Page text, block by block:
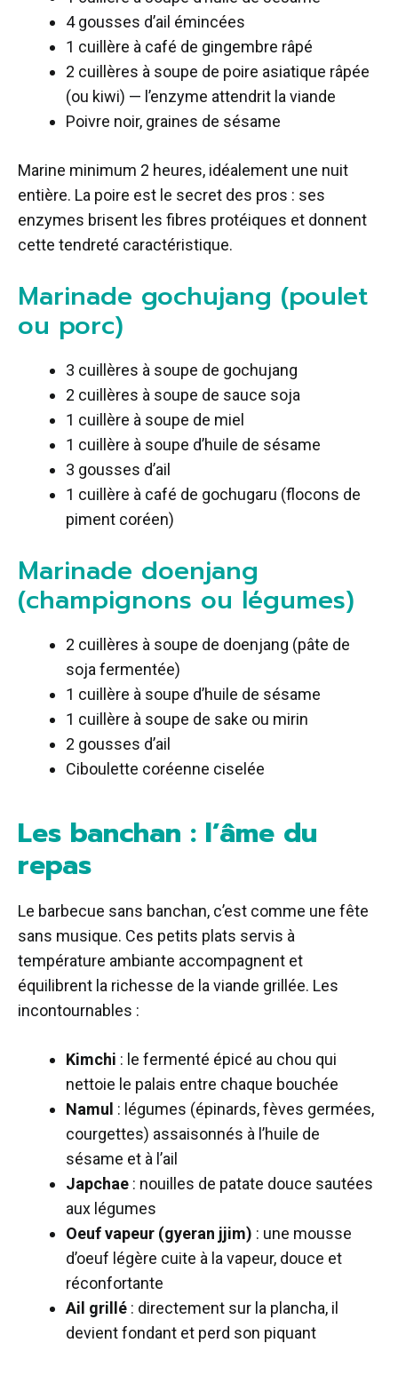
4 gousses d’ail émincées
1 cuillère à café de gingembre râpé
2 cuillères à soupe de poire asiatique râpée
(ou kiwi) — l’enzyme attendrit la viande
Poivre noir, graines de sésame
Marine minimum 2 heures, idéalement une nuit
entière. La poire est le secret des pros : ses
enzymes brisent les fibres protéiques et donnent
cette tendreté caractéristique.
Marinade gochujang (poulet
ou porc)
3 cuillères à soupe de gochujang
2 cuillères à soupe de sauce soja
1 cuillère à soupe de miel
1 cuillère à soupe d’huile de sésame
3 gousses d’ail
1 cuillère à café de gochugaru (flocons de
piment coréen)
Marinade doenjang
(champignons ou légumes)
2 cuillères à soupe de doenjang (pâte de
soja fermentée)
1 cuillère à soupe d’huile de sésame
1 cuillère à soupe de sake ou mirin
2 gousses d’ail
Ciboulette coréenne ciselée
Les banchan : l’âme du
repas
Le barbecue sans banchan, c’est comme une fête
sans musique. Ces petits plats servis à
température ambiante accompagnent et
équilibrent la richesse de la viande grillée. Les
incontournables :
Kimchi : le fermenté épicé au chou qui
nettoie le palais entre chaque bouchée
Namul : légumes (épinards, fèves germées,
courgettes) assaisonnés à l’huile de
sésame et à l’ail
Japchae : nouilles de patate douce sautées
aux légumes
Oeuf vapeur (gyeran jjim) : une mousse
d’oeuf légère cuite à la vapeur, douce et
réconfortante
Ail grillé : directement sur la plancha, il
devient fondant et perd son piquant